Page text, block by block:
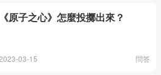
《原子之心》怎麼投擲出來？
03-15 問答